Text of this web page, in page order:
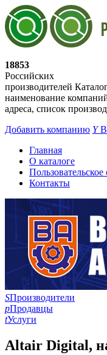
18853
Российских
производителей
наименование
адреса, список
Добавить компанию Y
Главная
О каталоге
Контакты
SПроизводители
pПродавцы
tУслуги
Altair Digital,